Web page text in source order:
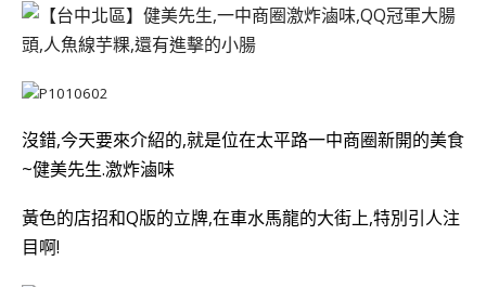
沒錯,今天要來介紹的,就是位在太平路一中商圈新開的美食
~健美先生.激炸滷味
黃色的店招和Q版的立牌,在車水馬龍的大街上,特別引人注
目啊!